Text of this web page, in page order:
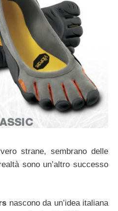
strane, sembrano delle
sono un’altro successo
nascono da un’idea italiana